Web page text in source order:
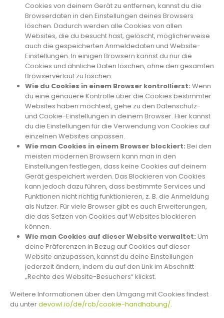
Cookies von deinem Gerät zu entfernen, kannst du die
Browserdaten in den Einstellungen deines Browsers
löschen. Dadurch werden alle Cookies von allen
Websites, die du besucht hast, gelöscht, möglicherweise
auch die gespeicherten Anmeldedaten und Website-
Einstellungen. In einigen Browsern kannst du nur die
Cookies und ähnliche Daten löschen, ohne den gesamten
Browserverlauf zu löschen.
Wie du Cookies in einem Browser kontrollierst: Wenn
du eine genauere Kontrolle über die Cookies bestimmter
Websites haben möchtest, gehe zu den Datenschutz-
und Cookie-Einstellungen in deinem Browser. Hier kannst
du die Einstellungen für die Verwendung von Cookies auf
einzelnen Websites anpassen.
Wie man Cookies in einem Browser blockiert: Bei den
meisten modernen Browsern kann man in den
Einstellungen festlegen, dass keine Cookies auf deinem
Gerät gespeichert werden. Das Blockieren von Cookies
kann jedoch dazu führen, dass bestimmte Services und
Funktionen nicht richtig funktionieren, z. B. die Anmeldung
als Nutzer. Für viele Browser gibt es auch Erweiterungen,
die das Setzen von Cookies auf Websites blockieren
können.
Wie man Cookies auf dieser Website verwaltet: Um
deine Präferenzen in Bezug auf Cookies auf dieser
Website anzupassen, kannst du deine Einstellungen
jederzeit ändern, indem du auf den Link im Abschnitt
„Rechte des Website-Besuchers“ klickst.
Weitere Informationen über den Umgang mit Cookies findest
du unterdevowl.io/de/rcb/cookie-handhabung/.